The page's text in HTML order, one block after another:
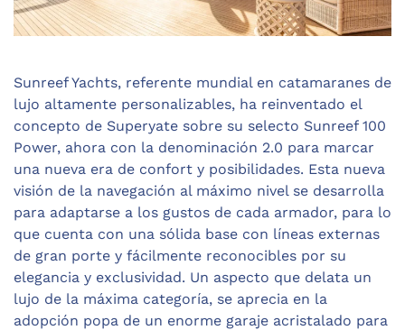
Sunreef Yachts, referente mundial en catamaranes de
lujo altamente personalizables, ha reinventado el
concepto de Superyate sobre su selecto Sunreef 100
Power, ahora con la denominación 2.0 para marcar
una nueva era de confort y posibilidades. Esta nueva
visión de la navegación al máximo nivel se desarrolla
para adaptarse a los gustos de cada armador, para lo
que cuenta con una sólida base con líneas externas
de gran porte y fácilmente reconocibles por su
elegancia y exclusividad. Un aspecto que delata un
lujo de la máxima categoría, se aprecia en la
adopción popa de un enorme garaje acristalado para